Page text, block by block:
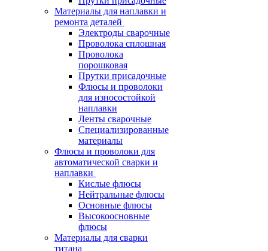
Материалы для наплавки и
ремонта деталей
Электроды сварочные
Проволока сплошная
Проволока
порошковая
Прутки присадочные
Флюсы и проволоки
для износостойкой
наплавки
Ленты сварочные
Специализированные
материалы
Флюсы и проволоки для
автоматической сварки и
наплавки
Кислые флюсы
Нейтральные флюсы
Основные флюсы
Высокоосновные
флюсы
Материалы для сварки
титана